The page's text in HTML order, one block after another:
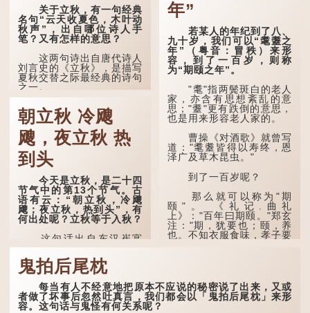
关于立秋，有一句经典
名句“云天收夏色，木叶动
秋声”，出自哪位诗人手
笔？又有怎样的意思？
这两句诗出自唐代诗人
刘言史的《立秋》，是描写
夏秋交替之际最经典的诗句
之一。
《立秋》全诗如下：
兹晨戒流火，商飙早已
惊。 云天收夏色，木
叶动秋声。
诗的前两句写的是：这
一天早安，天上的“流
火”（指大火星，象征暑
气）开始消退，凉爽的秋风
（商飙，即西风）已经悄然
吹起。后两句，便是全诗的
灵魂...
朝立秋 冷飕
飕，夜立秋 热
到头
今天是立秋，是二十四
节气中的第13个节气。古
语有云：“朝立秋，冷飕
飕；夜立秋，热到头”，有
何出处呢？立秋等于入秋？
这句话出自东汉崔寔
《四民月令》：“朝立秋，
冷飕飕；夜立秋，热到
头”。到了清代，顾禄在
《清嘉录》里记录苏州风俗
时，也引用了这句谚语。不
过当地百姓的口头说法
是“朝立秋，渹飕飕；夜立
年”
若某人的年纪到了八、
九十岁，我们可以“耄耋之
年”（粤音：冒秩）来形
容，到了一百岁，则称
为“期颐之年”。
"耄"指两鬓斑白的老人
家，亦含有思想紊乱的意
思；"耋"更有跌倒的意思，
也是用来形容老人家的。
曹操《对酒歌》就曾写
道："耄耋皆得以寿终，恩
泽广及草木昆虫。"
到了一百岁呢？
那么就可以称为"期
颐"。 《礼记.曲礼
上》："百年曰期颐。"郑玄
注："期，犹要也；颐，养
也。不知衣服食味，孝子要
鬼拍后尾枕
每当有人不经意地把原本不应说的秘密说了出来，又或
者做了坏事后忽然吐真言，我们都会以「鬼拍后尾枕」来形
容。这句话与鬼怪有何关系呢？